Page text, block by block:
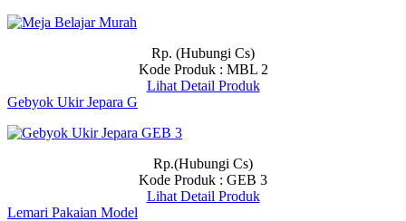
Rp. (Hubungi Cs)
Kode Produk : MBL 2
Lihat Detail Produk
Gebyok Ukir Jepara G
Rp.(Hubungi Cs)
Kode Produk : GEB 3
Lihat Detail Produk
Lemari Pakaian Model